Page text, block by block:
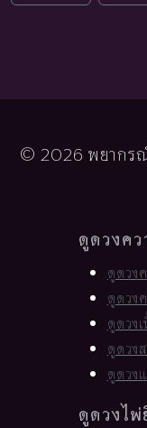
© 2026 พยากรณ์
ดูดวงคว
ดูดวง
ดูดวง
ดูดวง
ดูดวง
ดูดวง
ดูดวงไ